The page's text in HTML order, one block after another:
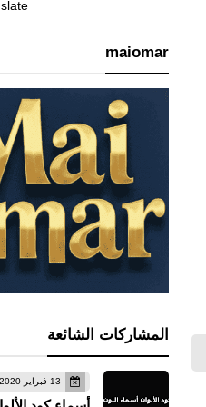
maiomar
المشاركات الشائعة
13 فبراير 2020